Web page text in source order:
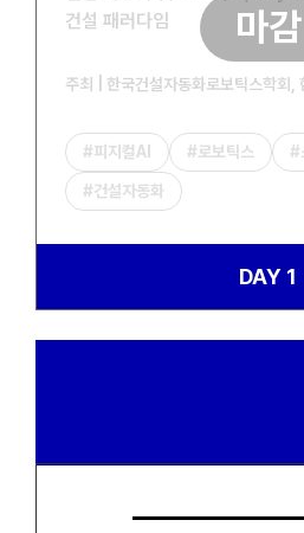
건설 패러다임
주최 | 한국건설자동화로보틱스학회,
#피지컬AI #로보틱스 #
#건설자동화
마감
DAY 1